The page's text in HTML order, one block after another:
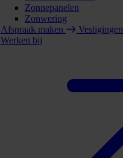
Zonnepanelen
Zonwering
Afspraak maken
Vestigingen
Werken bij